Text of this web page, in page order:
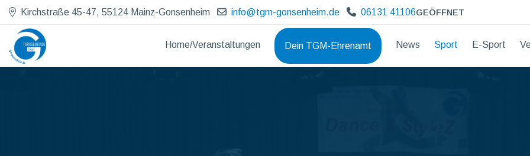
Kirchstraße 45-47, 55124 Mainz-Gonsenheim info@tgm-gonsenheim.de 06131 41106GEÖFFNET
Home/Veranstaltungen Dein TGM-Ehrenamt News Sport E-Sport